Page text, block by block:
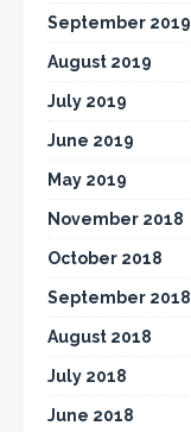
September 2019
August 2019
July 2019
June 2019
May 2019
November 2018
October 2018
September 2018
August 2018
July 2018
June 2018